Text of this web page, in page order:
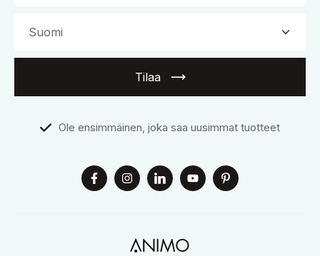
Tilaa
Ole ensimmäinen, joka saa uusimmat tuotteet